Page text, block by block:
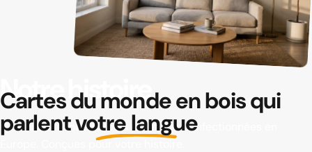
Notre histoire
Cartes du monde en bois premium. Confectionnées en
Europe. Conçues pour votre histoire.
Cartes du monde en bois qui
parlentvotre langue